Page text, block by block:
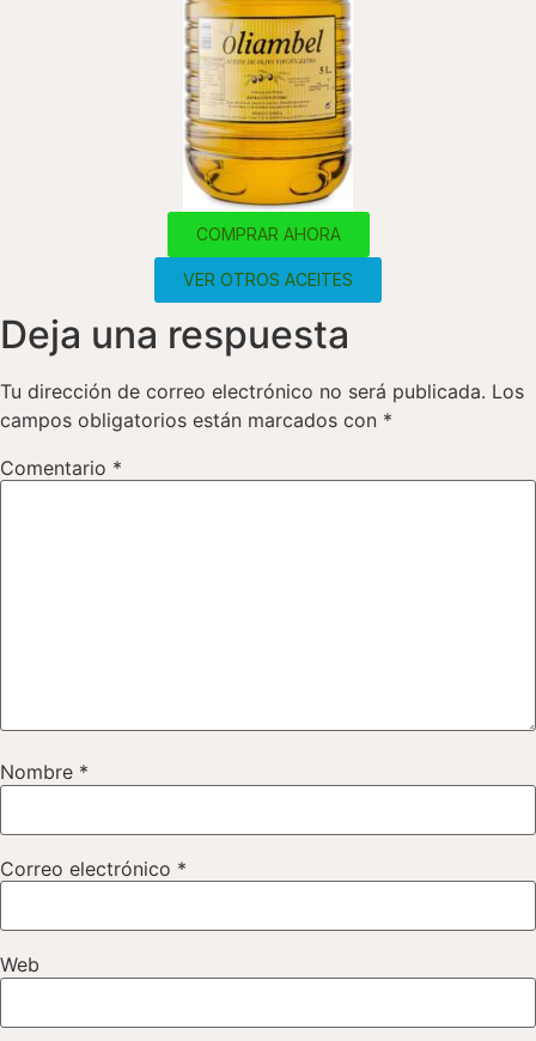
COMPRAR AHORA
VER OTROS ACEITES
Deja una respuesta
Tu dirección de correo electrónico no será publicada. Los
campos obligatorios están marcados con *
Comentario *
Nombre *
Correo electrónico *
Web